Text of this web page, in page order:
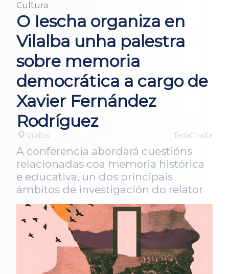
Cultura
O Iescha organiza en
Vilalba unha palestra
sobre memoria
democrática a cargo de
Xavier Fernández
Rodríguez
Vilalba TerraChaXa
A conferencia abordará cuestións
relacionadas coa memoria histórica
e educativa, un dos principais
ámbitos de investigación do relator